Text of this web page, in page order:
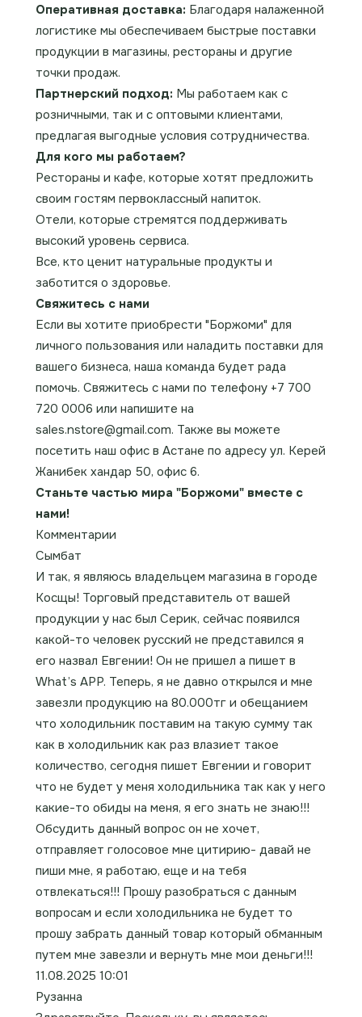
Оперативная доставка: Благодаря налаженной
логистике мы обеспечиваем быстрые поставки
продукции в магазины, рестораны и другие
точки продаж.
Партнерский подход: Мы работаем как с
розничными, так и с оптовыми клиентами,
предлагая выгодные условия сотрудничества.
Для кого мы работаем?
Рестораны и кафе, которые хотят предложить
своим гостям первоклассный напиток.
Отели, которые стремятся поддерживать
высокий уровень сервиса.
Все, кто ценит натуральные продукты и
заботится о здоровье.
Свяжитесь с нами
Если вы хотите приобрести "Боржоми" для
личного пользования или наладить поставки для
вашего бизнеса, наша команда будет рада
помочь. Свяжитесь с нами по телефону +7 700
720 0006 или напишите на
sales.nstore@gmail.com. Также вы можете
посетить наш офис в Астане по адресу ул. Керей
Жанибек хандар 50, офис 6.
Станьте частью мира "Боржоми" вместе с
нами!
Комментарии
Сымбат
И так, я являюсь владельцем магазина в городе
Косщы! Торговый представитель от вашей
продукции у нас был Серик, сейчас появился
какой-то человек русский не представился я
его назвал Евгении! Он не пришел а пишет в
What’s APP. Теперь, я не давно открылся и мне
завезли продукцию на 80.000тг и обещанием
что холодильник поставим на такую сумму так
как в холодильник как раз влазиет такое
количество, сегодня пишет Евгении и говорит
что не будет у меня холодильника так как у него
какие-то обиды на меня, я его знать не знаю!!!
Обсудить данный вопрос он не хочет,
отправляет голосовое мне цитирию- давай не
пиши мне, я работаю, еще и на тебя
отвлекаться!!! Прошу разобраться с данным
вопросам и если холодильника не будет то
прошу забрать данный товар который обманным
путем мне завезли и вернуть мне мои деньги!!!
11.08.2025 10:01
Рузанна